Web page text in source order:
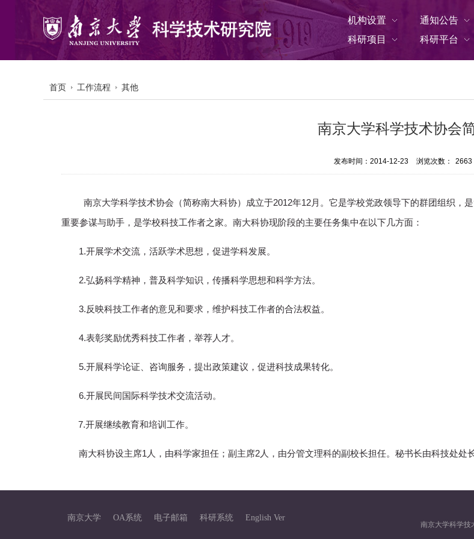
机构设置 通知公告
科研项目
科研平台
首页 工作流程 其他
南京大学科学技术协会
发布时间：2014-12-23 浏览次数： 2663
南京大学科学技术协会（简称南大科协）成立于2012年12月。它是学校党政领导下的群团组织，
重要参谋与助手，是学校科技工作者之家。南大科协现阶段的主要任务集中在以下几方面：
1.开展学术交流，活跃学术思想，促进学科发展。
2.弘扬科学精神，普及科学知识，传播科学思想和科学方法。
3.反映科技工作者的意见和要求，维护科技工作者的合法权益。
4.表彰奖励优秀科技工作者，举荐人才。
5.开展科学论证、咨询服务，提出政策建议，促进科技成果转化。
6.开展民间国际科学技术交流活动。
7.开展继续教育和培训工作。
南大科协设主席1人，由科学家担任；副主席2人，由分管文理科的副校长担任。秘书长由科技处处
南京大学 OA系统 电子邮箱 科研系统 English Ver
南京大学科学技